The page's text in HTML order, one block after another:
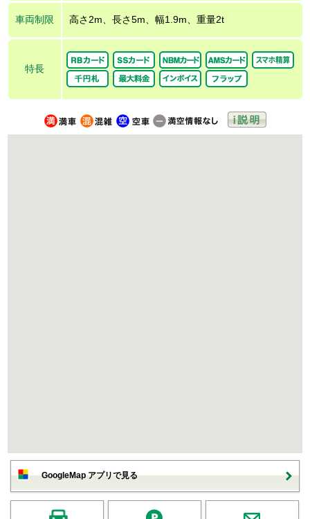
車両制限 高さ2m、長さ5m、幅1.9m、重量2t
特長
GoogleMap アプリで見る